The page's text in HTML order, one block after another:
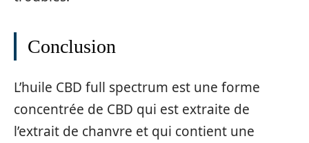
Conclusion
L’huile CBD full spectrum est une forme
concentrée de CBD qui est extraite de
l’extrait de chanvre et qui contient une